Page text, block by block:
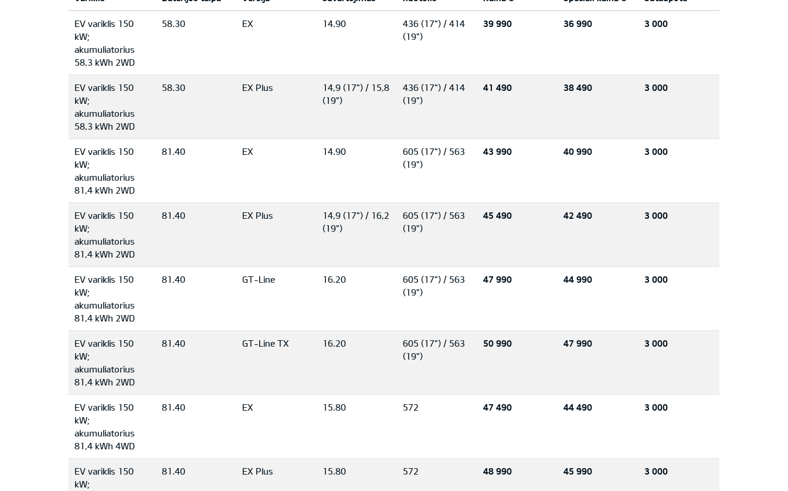
EV variklis 150
kW;
akumuliatorius
58,3 kWh 2WD
58.30 EX 14.90
436 (17") / 414
(19")
39 990 36 990 3 000
EV variklis 150
kW;
akumuliatorius
58,3 kWh 2WD
58.30 EX Plus
14,9 (17") / 15,8
(19")
436 (17") / 414
(19")
41 490 38 490 3 000
EV variklis 150
kW;
akumuliatorius
81,4 kWh 2WD
81.40 EX 14.90
605 (17") / 563
(19")
43 990 40 990 3 000
EV variklis 150
kW;
akumuliatorius
81,4 kWh 2WD
81.40 EX Plus
14,9 (17") / 16,2
(19")
605 (17") / 563
(19")
45 490 42 490 3 000
EV variklis 150
kW;
akumuliatorius
81,4 kWh 2WD
81.40 GT-Line 16.20
605 (17") / 563
(19")
47 990 44 990 3 000
EV variklis 150
kW;
akumuliatorius
81,4 kWh 2WD
81.40 GT-Line TX 16.20
605 (17") / 563
(19")
50 990 47 990 3 000
EV variklis 150
kW;
akumuliatorius
81,4 kWh 4WD
81.40 EX 15.80 572 47 490 44 490 3 000
EV variklis 150
kW;
81.40 EX Plus 15.80 572 48 990 45 990 3 000